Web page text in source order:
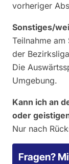
vorheriger
Sonstiges/
Teilnahme
der
Die
Umgebung.
Kann ich an
oder
Nur nach
Fragen?